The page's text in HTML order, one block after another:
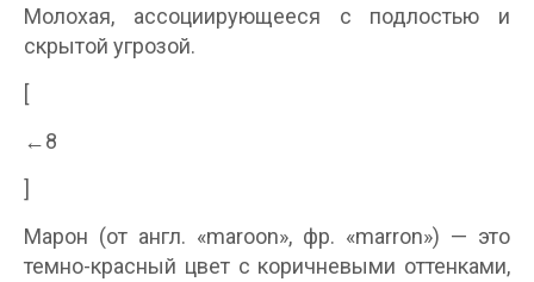
Молохая, ассоциирующееся с подлостью и
скрытой угрозой.
[
←8
]
Марон (от англ. «maroon», фр. «marron») — это
темно-красный цвет с коричневыми оттенками,